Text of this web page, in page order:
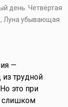
день. Четвёртая
Луна убывающая
—
трудной
это при
слишком